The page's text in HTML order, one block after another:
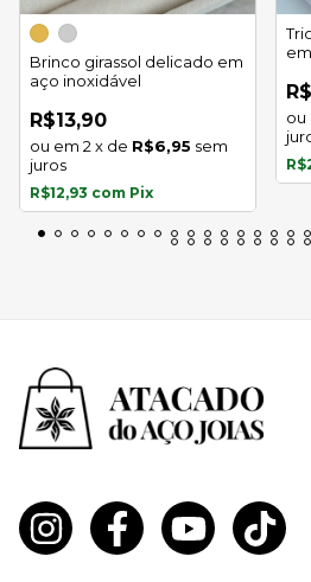
Brinco girassol delicado em
aço inoxidável
R$13,90
2 x de R$6,95 sem
juros
R$12,93 com Pix